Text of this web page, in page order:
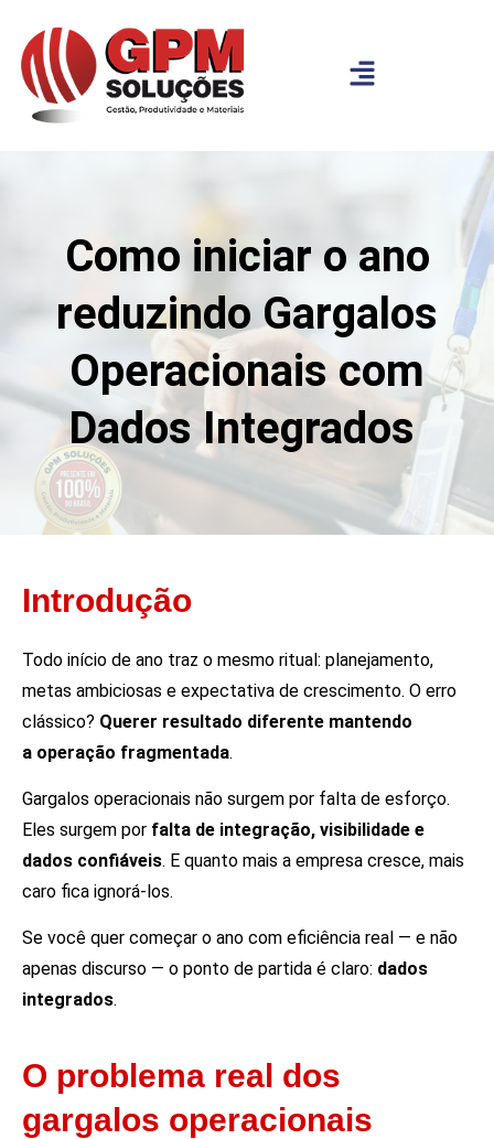
Como iniciar o ano
reduzindo Gargalos
Operacionais com
Dados Integrados
Introdução
Todo início de ano traz o mesmo ritual: planejamento,
metas ambiciosas e expectativa de crescimento. O erro
clássico? Querer resultado diferente mantendo
a operação fragmentada.
Gargalos operacionais não surgem por falta de esforço.
Eles surgem por falta de integração, visibilidade e
dados confiáveis. E quanto mais a empresa cresce, mais
caro fica ignorá-los.
Se você quer começar o ano com eficiência real — e não
apenas discurso — o ponto de partida é claro: dados
integrados.
O problema real dos
gargalos operacionais